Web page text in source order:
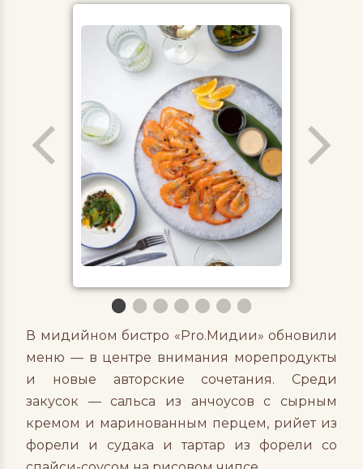
В мидийном бистро «Pro.Мидии» обновили
меню — в центре внимания морепродукты
и новые авторские сочетания. Среди
закусок — сальса из анчоусов с сырным
кремом и маринованным перцем, рийет из
форели и судака и тартар из форели со